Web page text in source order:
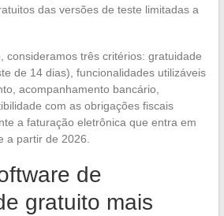
das versões de teste limitadas a
consideramos três critérios: gratuidade
de 14 dias), funcionalidades utilizáveis
acompanhamento bancário,
com as obrigações fiscais
a faturação eletrônica que entra em
a partir de 2026.
de
gratuito mais